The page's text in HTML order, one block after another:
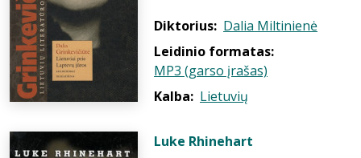
Diktorius: Dalia Miltinienė
Leidinio formatas:
MP3 (garso įrašas)
Kalba: Lietuvių
Luke Rhinehart